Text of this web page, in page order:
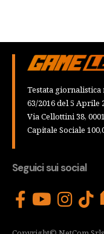
Testata
63/2016 del 5 Aprile
Via Cellottini 38,
Capitale Sociale
Seguici sui social